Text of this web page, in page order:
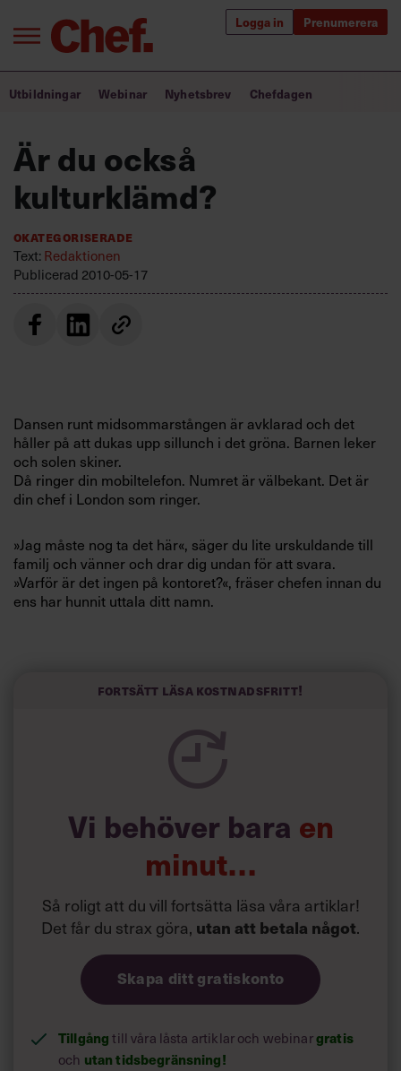
Logga in Prenumerera
Annonsera
Villkor och policy för
personuppgiftsbehandling
Sök
efter:
Bra ledare förändrar världen
Innehåll från Chef
Utbildning för ledare
Chefakademin+
Populära utbildningar
Utbildningar Webinar Nyhetsbrev Chefdagen
Är du också
kulturklämd?
Okategoriserade
Text:Redaktionen
Publicerad 2010-05-17
Dansen runt midsommarstången är avklarad och det
håller på att dukas upp sillunch i det gröna. Barnen leker
och solen skiner.
Då ringer din mobiltelefon. Numret är välbekant. Det är
din chef i London som ringer.
»Jag måste nog ta det här«, säger du lite urskuldande till
familj och vänner och drar dig undan för att svara.
»Varför är det ingen på kontoret?«, fräser chefen innan du
ens har hunnit uttala ditt namn.
att du och dina medarbetare måste få vara lediga då. Din
chef har hånskrattat varje gång.
vara klar förrän om en vecka. Du vet att Peter,
medarbetaren som är ansvarig för rapporten, befinner sig
långt ute i skärgården och inte går att nå.
Du sväljer, tittar på vännerna som sätter sig vid det
uppdukade bordet och tänker på Peter, som förmodligen
gör samma sak just nu.
»Okej, jag ska se vad jag kan göra«, säger du.
Men det hör inte din chef, för han har redan lagt på.
Skräckhistorierna om chefer i andra länder, som den som
du just har läst, är betydligt fler än kärlekshistorierna. Alla
inte tala om den amerikanska! Eller den ryska!
Fortsätt läsa kostnadsfritt!
Vi behöver bara en
minut…
Så roligt att du vill fortsätta läsa våra artiklar!
Det får du strax göra, utan att betala något.
Skapa ditt gratiskonto
Tillgångtill våra låsta artiklar och webinargratis
och utan tidsbegränsning!